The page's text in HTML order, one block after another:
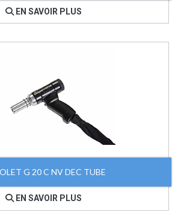
EN SAVOIR PLUS
G 20 C NV DEC TUBE
EN SAVOIR PLUS